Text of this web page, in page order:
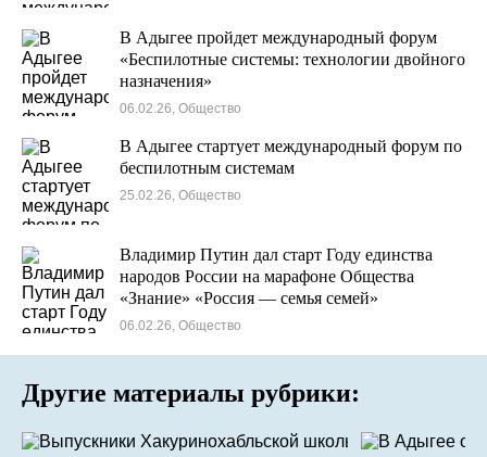
В Адыгее пройдет международный форум
«Беспилотные системы: технологии двойного
назначения»
06.02.26, Общество
В Адыгее стартует международный форум по
беспилотным системам
25.02.26, Общество
Владимир Путин дал старт Году единства
народов России на марафоне Общества
«Знание» «Россия — семья семей»
06.02.26, Общество
Другие материалы рубрики: